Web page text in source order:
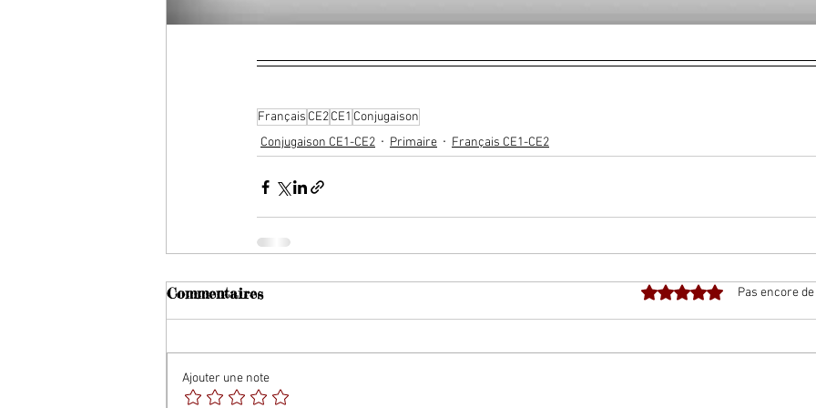
Français CE2CE1 Conjugaison
Conjugaison CE1-CE2
Primaire Français CE1-CE2
Commentaires Noté 0 étoile sur 5.
Pas encore
Ajouter une note